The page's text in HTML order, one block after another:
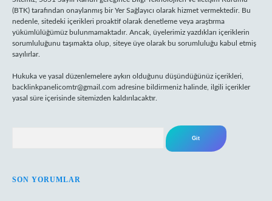
(BTK) tarafından onaylanmış bir Yer Sağlayıcı olarak hizmet vermektedir. Bu
nedenle, sitedeki içerikleri proaktif olarak denetleme veya araştırma
yükümlülüğümüz bulunmamaktadır. Ancak, üyelerimiz yazdıkları içeriklerin
sorumluluğunu taşımakta olup, siteye üye olarak bu sorumluluğu kabul etmiş
sayılırlar.
Hukuka ve yasal düzenlemelere aykırı olduğunu düşündüğünüz içerikleri,
backlinkpanelicomtr@gmail.com adresine bildirmeniz halinde, ilgili içerikler
yasal süre içerisinde sitemizden kaldırılacaktır.
SON YORUMLAR